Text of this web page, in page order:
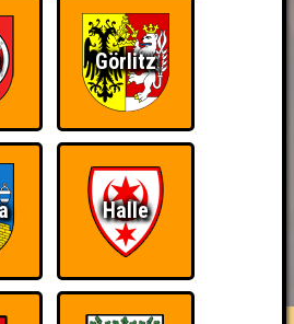
RESERVIERUNG
ÜBER UNS
Görlitz
Halle